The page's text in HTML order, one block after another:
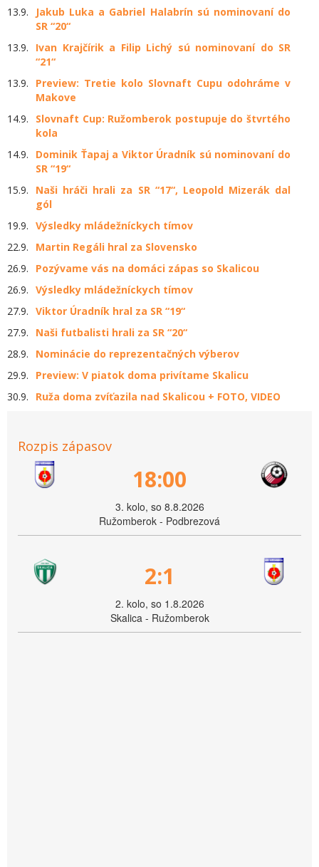
13.9.
Jakub Luka a Gabriel Halabrín sú nominovaní do
SR “20“
13.9.
Ivan Krajčírik a Filip Lichý sú nominovaní do SR
“21“
13.9.
Preview: Tretie kolo Slovnaft Cupu odohráme v
Makove
14.9.
Slovnaft Cup: Ružomberok postupuje do štvrtého
kola
14.9.
Dominik Ťapaj a Viktor Úradník sú nominovaní do
SR “19“
15.9.
Naši hráči hrali za SR “17“, Leopold Mizerák dal
gól
19.9. Výsledky mládežníckych tímov
22.9.
Martin Regáli hral za Slovensko
26.9.
Pozývame vás na domáci zápas so Skalicou
26.9. Výsledky mládežníckych tímov
27.9. Viktor Úradník hral za SR “19“
27.9.
Naši futbalisti hrali za SR “20“
28.9.
Nominácie do reprezentačných výberov
29.9.
Preview: V piatok doma privítame Skalicu
30.9.
Ruža doma zvíťazila nad Skalicou + FOTO, VIDEO
Rozpis zápasov
18:00
3. kolo, so 8.8.2026
Ružomberok - Podbrezová
2:1
2. kolo, so 1.8.2026
Skalica - Ružomberok